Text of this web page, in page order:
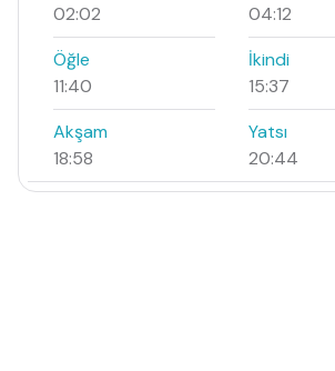
02:02
04:12
Öğle
11:40
İkindi
15:37
Akşam
18:58
Yatsı
20:44